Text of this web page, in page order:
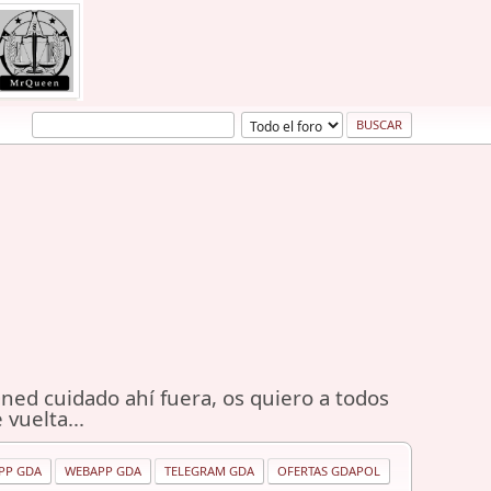
cuidado ahí fuera, os quiero a todos
vuelta...
GDA WEBAPP GDA TELEGRAM GDA OFERTAS GDAPOL